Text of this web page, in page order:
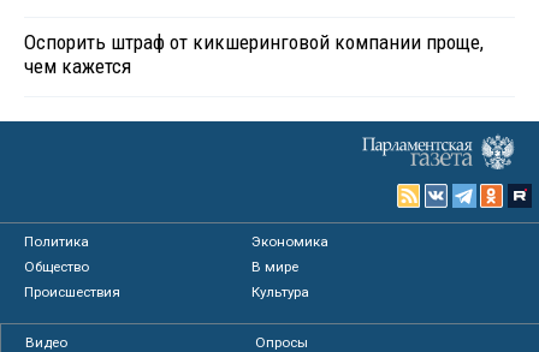
Оспорить штраф от кикшеринговой компании проще,
чем кажется
Политика
Экономика
Общество
В мире
Происшествия
Культура
Видео
Опросы